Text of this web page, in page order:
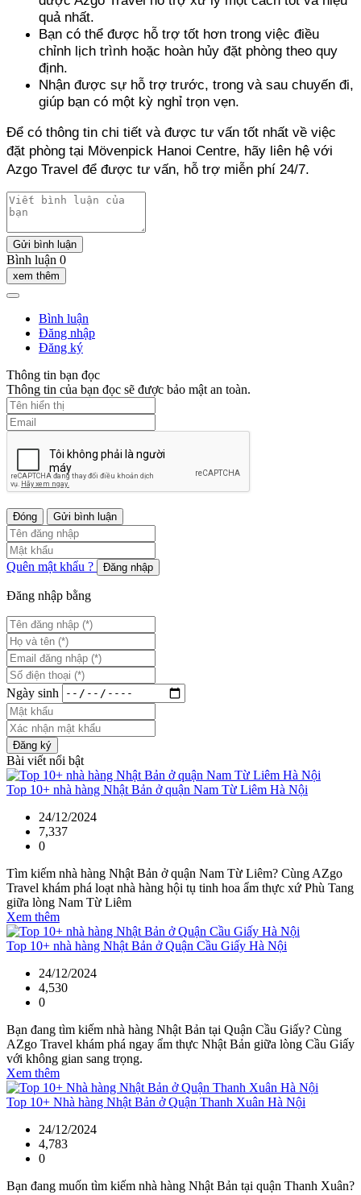
quả nhất.
Bạn có thể được hỗ trợ tốt hơn trong việc điều
chỉnh lịch trình hoặc hoàn hủy đặt phòng theo quy
định.
Nhận được sự hỗ trợ trước, trong và sau chuyến đi,
giúp bạn có một kỳ nghỉ trọn vẹn.
Để có thông tin chi tiết và được tư vấn tốt nhất về việc
đặt phòng tại Mövenpick Hanoi Centre, hãy liên hệ với
Azgo Travel để được tư vấn, hỗ trợ miễn phí 24/7.
Gửi bình luận
Bình luận 0
xem thêm
Bình luận
Đăng nhập
Đăng ký
Thông tin bạn đọc
Thông tin của bạn đọc sẽ được bảo mật an toàn.
Đóng Gửi bình luận
Quên mật khẩu ? Đăng nhập
Đăng nhập bằng
Ngày sinh
Đăng ký
Bài viết nổi bật
Top 10+ nhà hàng Nhật Bản ở quận Nam Từ Liêm Hà Nội
24/12/2024
7,337
0
Tìm kiếm nhà hàng Nhật Bản ở quận Nam Từ Liêm? Cùng AZgo
Travel khám phá loạt nhà hàng hội tụ tinh hoa ẩm thực xứ Phù Tang
giữa lòng Nam Từ Liêm
Xem thêm
Top 10+ nhà hàng Nhật Bản ở Quận Cầu Giấy Hà Nội
24/12/2024
4,530
0
Bạn đang tìm kiếm nhà hàng Nhật Bản tại Quận Cầu Giấy? Cùng
AZgo Travel khám phá ngay ẩm thực Nhật Bản giữa lòng Cầu Giấy
với không gian sang trọng.
Xem thêm
Top 10+ Nhà hàng Nhật Bản ở Quận Thanh Xuân Hà Nội
24/12/2024
4,783
0
Bạn đang muốn tìm kiếm nhà hàng Nhật Bản tại quận Thanh Xuân?